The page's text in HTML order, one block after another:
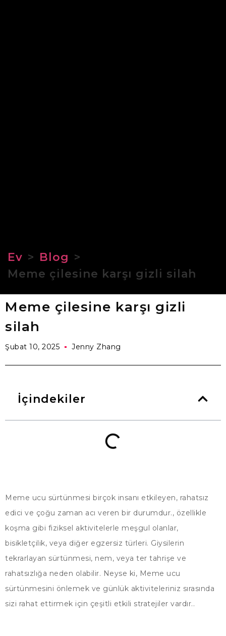
Ev > Blog >
Meme çilesine karşı gizli silah
Meme çilesine karşı gizli
silah
Şubat 10, 2025 Jenny Zhang
İçindekiler
Meme ucu sürtünmesi birçok insanı etkileyen, rahatsız
edici ve çoğu zaman acı veren bir durumdur., özellikle
koşma gibi fiziksel aktivitelerle meşgul olanlar,
bisikletçilik, veya diğer egzersiz türleri. Giysilerin
tekrarlayan sürtünmesi, nem, veya ter tahrişe ve
rahatsızlığa neden olabilir. Neyse ki, Meme ucu
sürtünmesini önlemek ve günlük aktiviteleriniz sırasında
sizi rahat ettirmek için çeşitli etkili stratejiler vardır..